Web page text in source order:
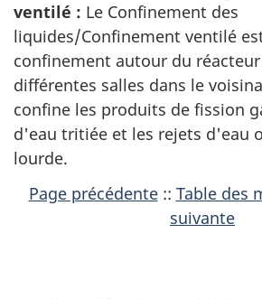
ventilé : Le Confinement des
liquides/Confinement ventilé
confinement autour du
différentes salles dans le
confine les produits de fission
d'eau tritiée et les rejets d'eau
lourde.
Page précédente:: Table des
suivante